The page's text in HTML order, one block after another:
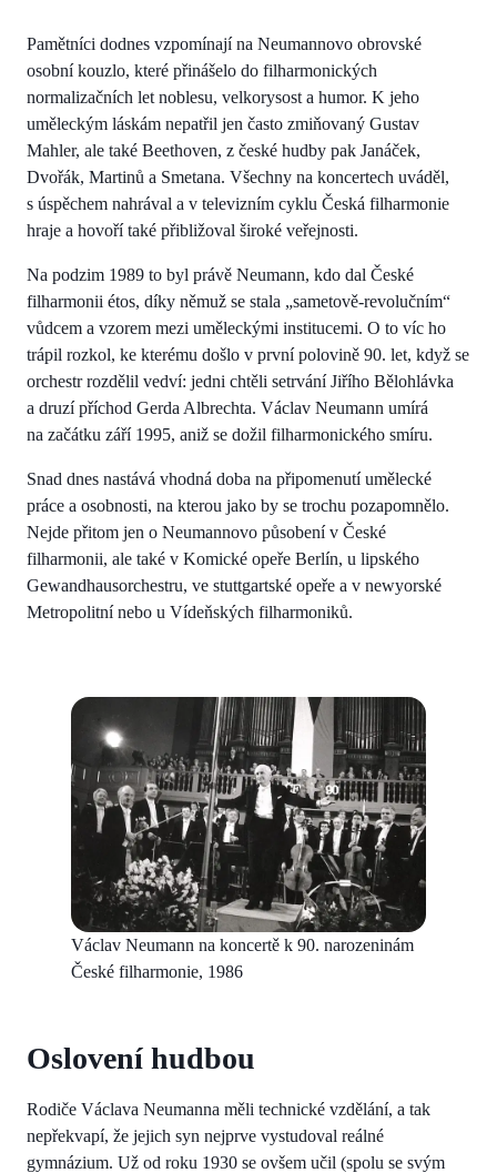
Pamětníci dodnes vzpomínají na Neumannovo obrovské
osobní kouzlo, které přinášelo do filharmonických
normalizačních let noblesu, velkorysost a humor. K jeho
uměleckým láskám nepatřil jen často zmiňovaný Gustav
Mahler, ale také Beethoven, z české hudby pak Janáček,
Dvořák, Martinů a Smetana. Všechny na koncertech uváděl,
s úspěchem nahrával a v televizním cyklu Česká filharmonie
hraje a hovoří také přibližoval široké veřejnosti.
Na podzim 1989 to byl právě Neumann, kdo dal České
filharmonii étos, díky němuž se stala „sametově-revolučním“
vůdcem a vzorem mezi uměleckými institucemi. O to víc ho
trápil rozkol, ke kterému došlo v první polovině 90. let, když se
orchestr rozdělil vedví: jedni chtěli setrvání Jiřího Bělohlávka
a druzí příchod Gerda Albrechta. Václav Neumann umírá
na začátku září 1995, aniž se dožil filharmonického smíru.
Snad dnes nastává vhodná doba na připomenutí umělecké
práce a osobnosti, na kterou jako by se trochu pozapomnělo.
Nejde přitom jen o Neumannovo působení v České
filharmonii, ale také v Komické opeře Berlín, u lipského
Gewandhausorchestru, ve stuttgartské opeře a v newyorské
Metropolitní nebo u Vídeňských filharmoniků.
Václav Neumann na koncertě k 90. narozeninám
České filharmonie, 1986
Oslovení hudbou
Rodiče Václava Neumanna měli technické vzdělání, a tak
nepřekvapí, že jejich syn nejprve vystudoval reálné
gymnázium. Už od roku 1930 se ovšem učil (spolu se svým